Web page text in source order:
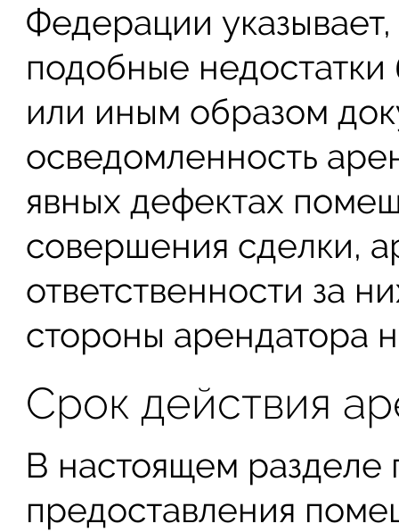
Федерации
подобные
или иным образом
осведомленность
явных дефектах
совершения сделки,
ответственности за
стороны арендатора
Срок действия
В настоящем разделе
предоставления